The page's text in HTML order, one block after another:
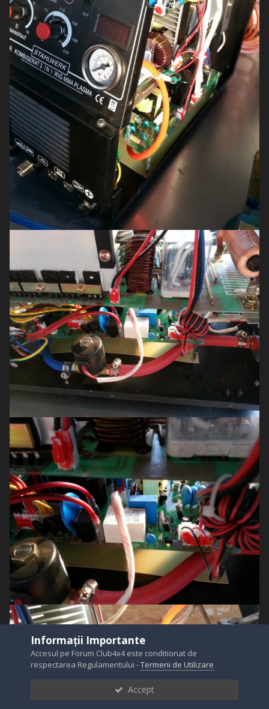
Informații Importante
Accesul pe Forum Club4x4 este conditionat de
respectarea Regulamentului -Termeni de Utilizare
Accept